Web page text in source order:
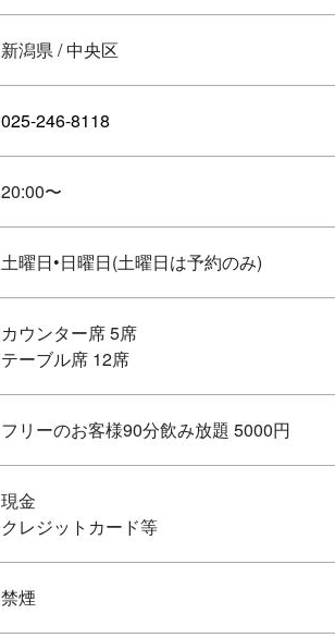
新潟県 / 中央区
025-246-8118
20:00〜
土曜日•日曜日(土曜日は予約のみ)
カウンター席 5席
テーブル席 12席
フリーのお客様90分飲み放題 5000円
現金
クレジットカード等
禁煙